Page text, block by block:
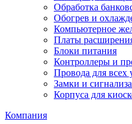
Обработка
Обогрев и
Компьютерное
Платы
Блоки питания
Контроллеры и
Провода для всех
Замки и
Корпуса для
Компания